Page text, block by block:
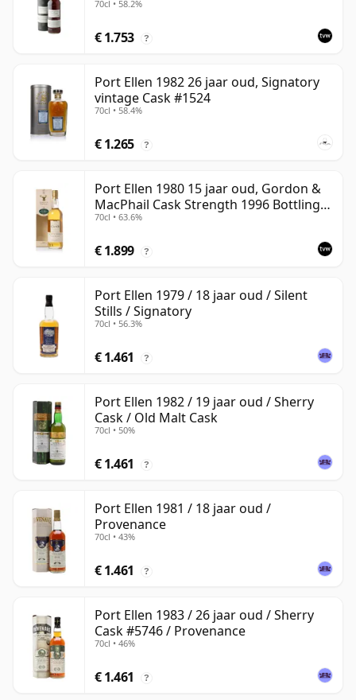
#2463
70cl • 58.2%
€ 1.753 ?
Port Ellen 1982 26 jaar oud, Signatory
vintage Cask #1524
70cl • 58.4%
€ 1.265 ?
Port Ellen 1980 15 jaar oud, Gordon &
MacPhail Cask Strength 1996 Bottling
with Carton
70cl • 63.6%
€ 1.899 ?
Port Ellen 1979 / 18 jaar oud / Silent
Stills / Signatory
70cl • 56.3%
€ 1.461 ?
Port Ellen 1982 / 19 jaar oud / Sherry
Cask / Old Malt Cask
70cl • 50%
€ 1.461 ?
Port Ellen 1981 / 18 jaar oud /
Provenance
70cl • 43%
€ 1.461 ?
Port Ellen 1983 / 26 jaar oud / Sherry
Cask #5746 / Provenance
70cl • 46%
€ 1.461 ?